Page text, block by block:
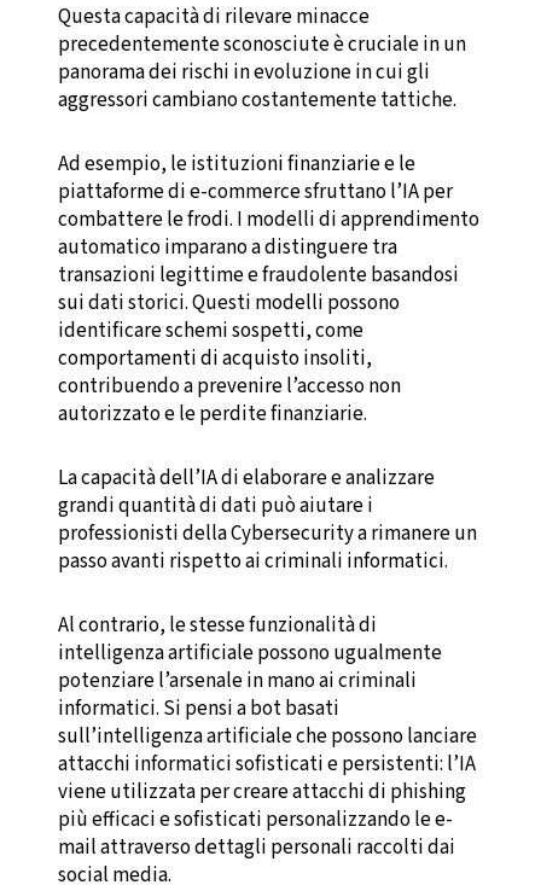
Questa capacità di rilevare minacce
precedentemente sconosciute è cruciale in un
panorama dei rischi in evoluzione in cui gli
aggressori cambiano costantemente tattiche.
Ad esempio, le istituzioni finanziarie e le
piattaforme di e-commerce sfruttano l’IA per
combattere le frodi. I modelli di apprendimento
automatico imparano a distinguere tra
transazioni legittime e fraudolente basandosi
sui dati storici. Questi modelli possono
identificare schemi sospetti, come
comportamenti di acquisto insoliti,
contribuendo a prevenire l’accesso non
autorizzato e le perdite finanziarie.
La capacità dell’IA di elaborare e analizzare
grandi quantità di dati può aiutare i
professionisti della Cybersecurity a rimanere un
passo avanti rispetto ai criminali informatici.
Al contrario, le stesse funzionalità di
intelligenza artificiale possono ugualmente
potenziare l’arsenale in mano ai criminali
informatici. Si pensi a bot basati
sull’intelligenza artificiale che possono lanciare
attacchi informatici sofisticati e persistenti: l’IA
viene utilizzata per creare attacchi di phishing
più efficaci e sofisticati personalizzando le e-
mail attraverso dettagli personali raccolti dai
social media.